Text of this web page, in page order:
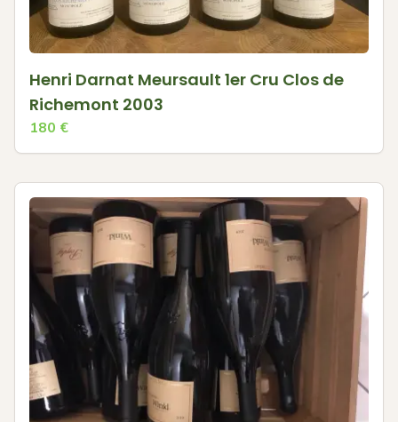
Henri Darnat Meursault 1er Cru Clos de
Richemont 2003
180 €